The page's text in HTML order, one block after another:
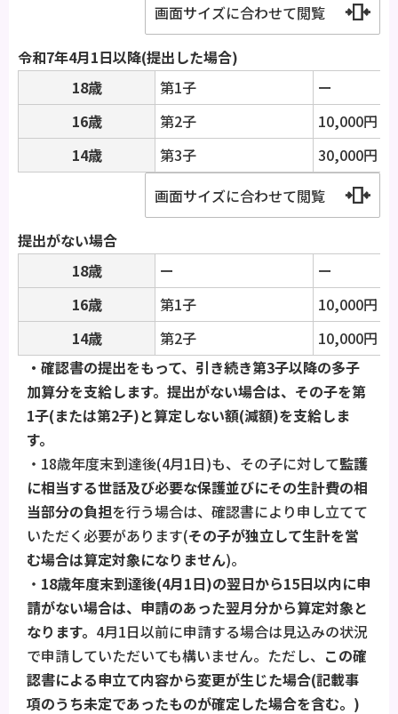
画面サイズに合わせて閲覧
令和7年4月1日以降(提出した場合)
18歳
第1子
ー
16歳
第2子
10,000円
14歳
第3子
30,000円
画面サイズに合わせて閲覧
提出がない場合
18歳
ー
ー
16歳
第1子
10,000円
14歳
第2子
10,000円
・確認書の提出をもって、引き続き第3子以降の多子
加算分を支給します。提出がない場合は、その子を第
1子(または第2子)と算定しない額(減額)を支給しま
す。
・18歳年度末到達後(4月1日)も、その子に対して監護
に相当する世話及び必要な保護並びにその生計費の相
当部分の負担を行う場合は、確認書により申し立てて
いただく必要があります(その子が独立して生計を営
む場合は算定対象になりません)。
・ 18歳年度末到達後(4月1日)の翌日から15日以内に申
請がない場合は、申請のあった翌月分から算定対象と
なります。 4月1日以前に申請する場合は見込みの状況
で申請していただいても構いません。ただし、 この確
認書による申立て内容から変更が生じた場合(記載事
項のうち未定であったものが確定した場合を含む。)